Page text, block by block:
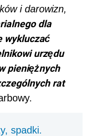
i darowizn,
dla
wykluczać
urzędu
pieniężnych
rat
spadki.